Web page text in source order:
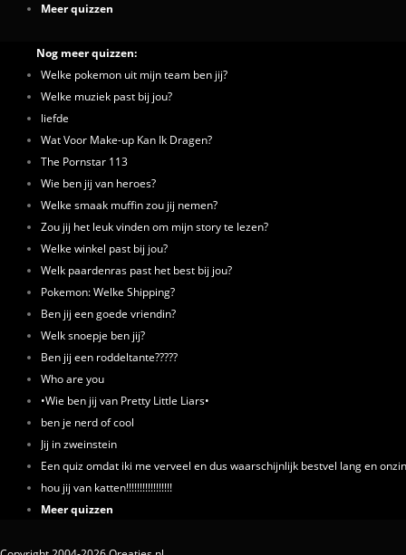
Meer quizzen
Nog meer quizzen:
Welke pokemon uit mijn team ben jij?
Welke muziek past bij jou?
liefde
Wat Voor Make-up Kan Ik Dragen?
The Pornstar 113
Wie ben jij van heroes?
Welke smaak muffin zou jij nemen?
Zou jij het leuk vinden om mijn story te lezen?
Welke winkel past bij jou?
Welk paardenras past het best bij jou?
Pokemon: Welke Shipping?
Ben jij een goede vriendin?
Welk snoepje ben jij?
Ben jij een roddeltante?????
Who are you
•Wie ben jij van Pretty Little Liars•
ben je nerd of cool
Jij in zweinstein
Een quiz omdat iki me verveel en dus waarschijnlijk bestvel lang en
hou jij van katten!!!!!!!!!!!!!!!!!
Meer quizzen